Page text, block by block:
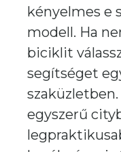
kényelmes e
modell. Ha
biciklit
segítséget
egyszerű